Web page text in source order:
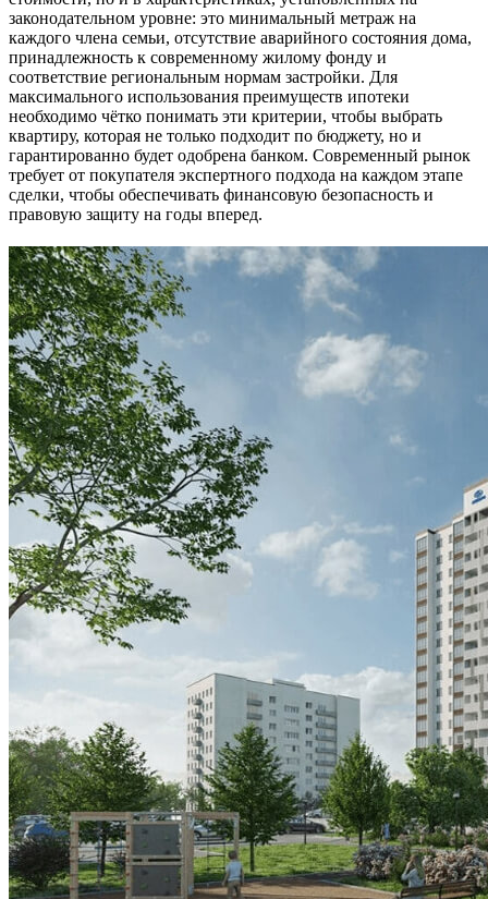
законодательном уровне: это минимальный метраж на
каждого члена семьи, отсутствие аварийного состояния дома,
принадлежность к современному жилому фонду и
соответствие региональным нормам застройки. Для
максимального использования преимуществ ипотеки
необходимо чётко понимать эти критерии, чтобы выбрать
квартиру, которая не только подходит по бюджету, но и
гарантированно будет одобрена банком. Современный рынок
требует от покупателя экспертного подхода на каждом этапе
сделки, чтобы обеспечивать финансовую безопасность и
правовую защиту на годы вперед.